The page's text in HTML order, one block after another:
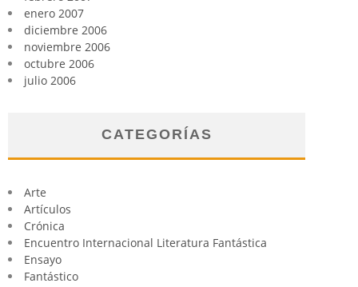
enero 2007
diciembre 2006
noviembre 2006
octubre 2006
julio 2006
CATEGORÍAS
Arte
Artículos
Crónica
Encuentro Internacional Literatura Fantástica
Ensayo
Fantástico